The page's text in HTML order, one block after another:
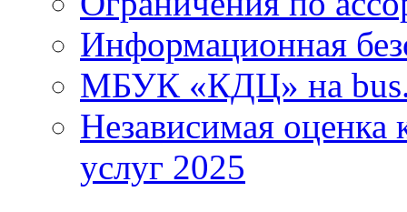
Информационная
МБУК «КДЦ» на
Независимая оценка
услуг 2025